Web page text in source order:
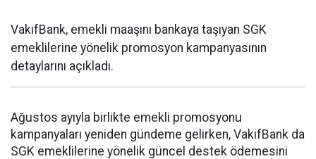
VakıfBank, emekli maaşını bankaya taşıyan SGK
emeklilerine yönelik promosyon kampanyasının
detaylarını açıkladı.
Ağustos ayıyla birlikte emekli promosyonu
kampanyaları yeniden gündeme gelirken, VakıfBank da
SGK emeklilerine yönelik güncel destek ödemesini